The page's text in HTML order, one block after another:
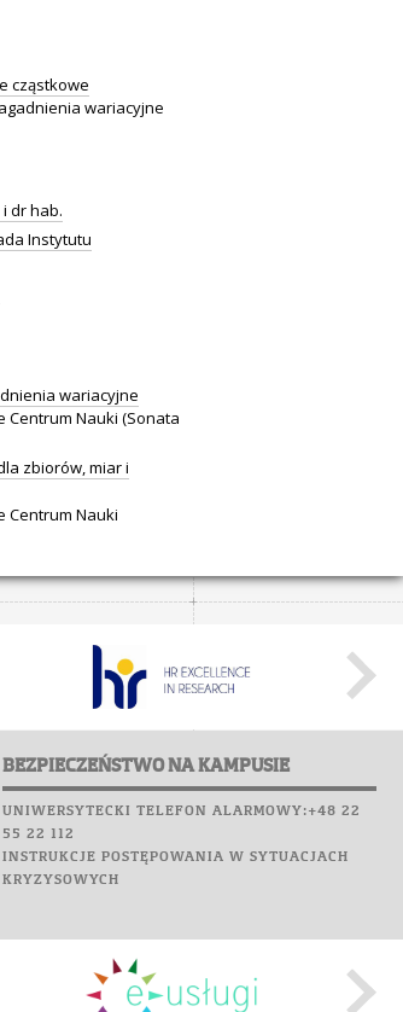
cząstkowe
wariacyjne
dr hab.
Instytutu
wariacyjne
Centrum Nauki (Sonata
zbiorów, miar i
Centrum Nauki
BEZPIECZEŃSTWO NA KAMPUSIE
UNIWERSYTECKI TELEFON ALARMOWY:+48 22
55 22 112
INSTRUKCJE POSTĘPOWANIA W SYTUACJACH
KRYZYSOWYCH